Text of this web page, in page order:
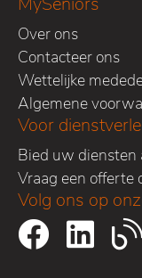
Over ons
Contacteer ons
Wettelijke
Algemene
Voor
Bied uw diensten
Vraag een offerte
Volg ons op